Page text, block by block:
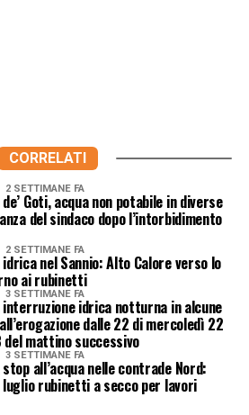
CORRELATI
2 SETTIMANE FA
Goti, acqua non potabile in diverse
del sindaco dopo l’intorbidimento
2 SETTIMANE FA
idrica nel Sannio: Alto Calore verso lo
ai rubinetti
3 SETTIMANE FA
interruzione idrica notturna in alcune
dalle 22 di mercoledì 22
del mattino successivo
3 SETTIMANE FA
all’acqua nelle contrade Nord:
rubinetti a secco per lavori